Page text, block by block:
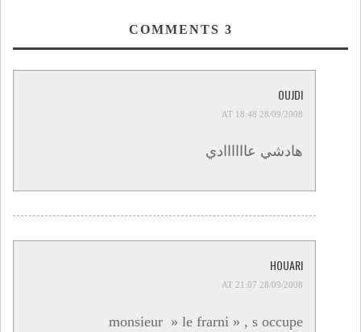
3
OUJDI
28/09/2008 AT 18:48
هادشي عاااااادي
HOUARI
28/09/2008 AT 21:07
monsieur » le frarni » , s occupe